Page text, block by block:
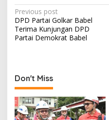
P
o
s
a
v
i
Previous post
DPD Partai Golkar Babel
Terima Kunjungan DPD
Partai Demokrat Babel
Don't Miss